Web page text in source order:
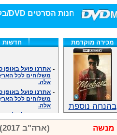
חנות הסרטים DVD/בלו-ריי/3D הגדולה ביותר!
מכירה מוקדמת
בהנחה נוספת
חדשות
משלוחים לכל הארץ
אלה.
משלוחים לכל הארץ
אלה.
אנחנו כאן לכול
במענה הטלפוני
.האתר לרשותכם פעיל
מענה טלפוני: 09-7652392 מנשה (ארה"ב 2017)